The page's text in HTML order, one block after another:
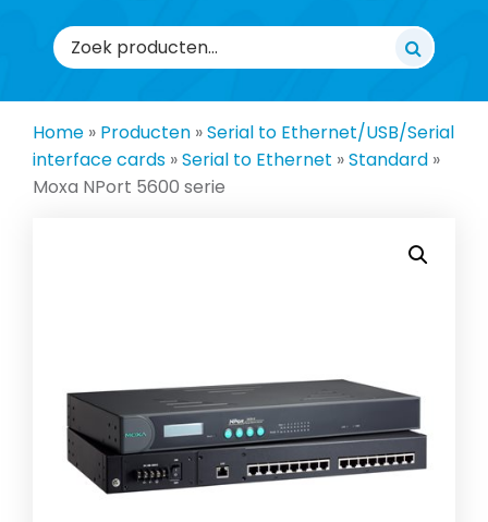
Zoeken
naar:
Home » Producten »Serial to Ethernet/USB/Serial
interface cards »Serial to Ethernet »Standard »
Moxa NPort 5600 serie